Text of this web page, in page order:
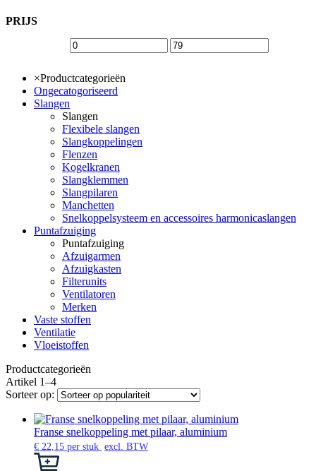
PRIJS
×Productcategorieën
Ongecatogoriseerd
Slangen
Slangen
Flexibele slangen
Slangkoppelingen
Flenzen
Kogelkranen
Slangklemmen
Slangpilaren
Manchetten
Snelkoppelsysteem en accessoires harmonicaslangen
Puntafzuiging
Puntafzuiging
Afzuigarmen
Afzuigkasten
Filterunits
Ventilatoren
Merken
Vaste stoffen
Ventilatie
Vloeistoffen
Productcategorieën
Artikel 1–4
Sorteer op:
Franse snelkoppeling met pilaar, aluminium
€ 22,15 per stuk excl. BTW
Dit